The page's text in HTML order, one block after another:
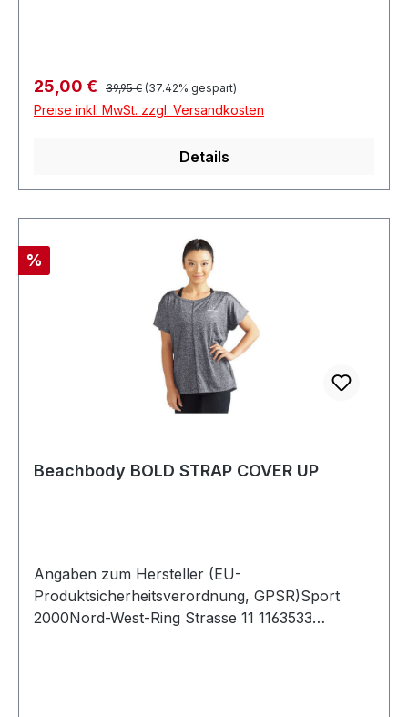
Verkaufspreis:
25,00 € Regulärer Preis:
39,95 € (37.42% gespart)
Preise inkl. MwSt. zzgl. Versandkosten
Details
Rabatt
%
Beachbody BOLD STRAP COVER UP
Angaben zum Hersteller (EU-
Produktsicherheitsverordnung, GPSR)Sport
2000Nord-West-Ring Strasse 11 1163533